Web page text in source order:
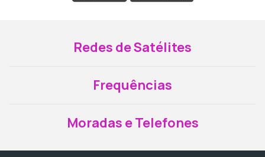
Redes de Satélites
Frequências
Moradas e Telefones